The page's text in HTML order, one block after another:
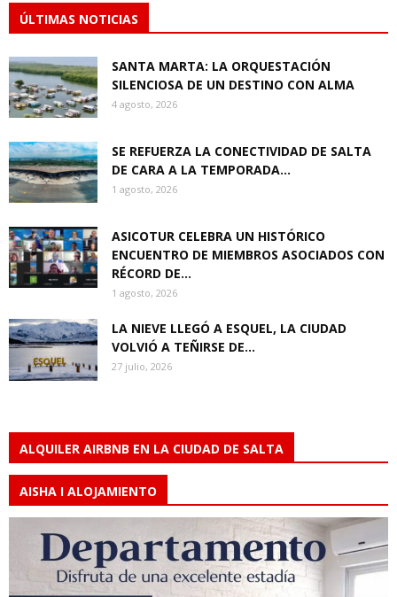
ÚLTIMAS NOTICIAS
SANTA MARTA: LA ORQUESTACIÓN
SILENCIOSA DE UN DESTINO CON ALMA
4 agosto, 2026
SE REFUERZA LA CONECTIVIDAD DE SALTA
DE CARA A LA TEMPORADA...
1 agosto, 2026
ASICOTUR CELEBRA UN HISTÓRICO
ENCUENTRO DE MIEMBROS ASOCIADOS CON
RÉCORD DE...
1 agosto, 2026
LA NIEVE LLEGÓ A ESQUEL, LA CIUDAD
VOLVIÓ A TEÑIRSE DE...
27 julio, 2026
ALQUILER AIRBNB EN LA CIUDAD DE SALTA
AISHA I ALOJAMIENTO